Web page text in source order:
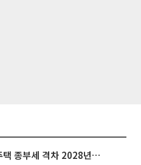
종부세 개편에도…1·3주택 종부세 격차 2028년부터 확대